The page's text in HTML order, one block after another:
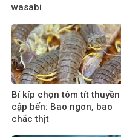
wasabi
Bí kíp chọn tôm tít thuyền
cập bến: Bao ngon, bao
chắc thịt